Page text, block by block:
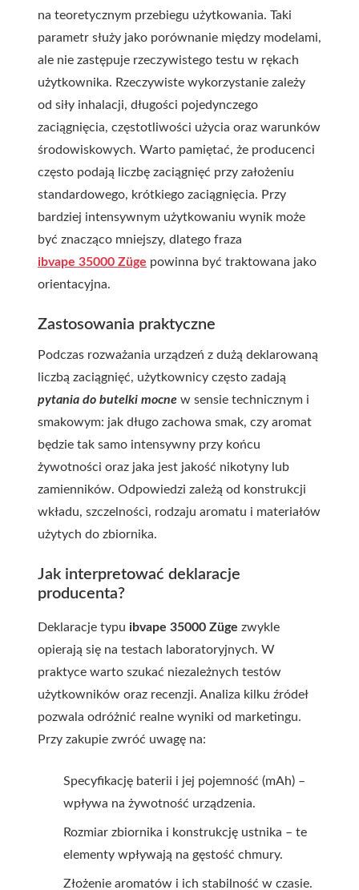
na teoretycznym przebiegu użytkowania. Taki
parametr służy jako porównanie między modelami,
ale nie zastępuje rzeczywistego testu w rękach
użytkownika. Rzeczywiste wykorzystanie zależy
od siły inhalacji, długości pojedynczego
zaciągnięcia, częstotliwości użycia oraz warunków
środowiskowych. Warto pamiętać, że producenci
często podają liczbę zaciągnięć przy założeniu
standardowego, krótkiego zaciągnięcia. Przy
bardziej intensywnym użytkowaniu wynik może
być znacząco mniejszy, dlatego fraza
ibvape 35000 Züge powinna być traktowana jako
orientacyjna.
Zastosowania praktyczne
Podczas rozważania urządzeń z dużą deklarowaną
liczbą zaciągnięć, użytkownicy często zadają
pytania do butelki mocne w sensie technicznym i
smakowym: jak długo zachowa smak, czy aromat
będzie tak samo intensywny przy końcu
żywotności oraz jaka jest jakość nikotyny lub
zamienników. Odpowiedzi zależą od konstrukcji
wkładu, szczelności, rodzaju aromatu i materiałów
użytych do zbiornika.
Jak interpretować deklaracje
producenta?
Deklaracje typu ibvape 35000 Züge zwykle
opierają się na testach laboratoryjnych. W
praktyce warto szukać niezależnych testów
użytkowników oraz recenzji. Analiza kilku źródeł
pozwala odróżnić realne wyniki od marketingu.
Przy zakupie zwróć uwagę na:
Specyfikację baterii i jej pojemność (mAh) –
wpływa na żywotność urządzenia.
Rozmiar zbiornika i konstrukcję ustnika – te
elementy wpływają na gęstość chmury.
Złożenie aromatów i ich stabilność w czasie.